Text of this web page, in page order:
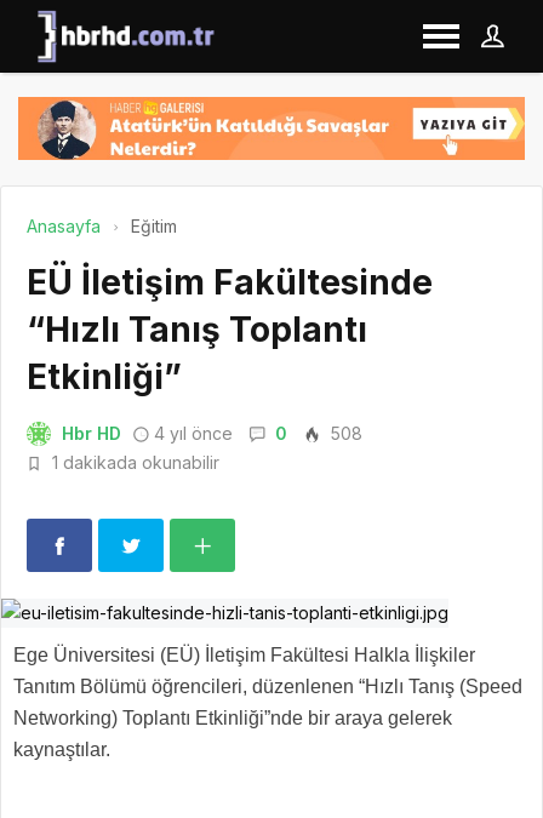
Anasayfa Eğitim
EÜ İletişim Fakültesinde
“Hızlı Tanış Toplantı
Etkinliği”
Hbr HD 4 yıl önce 0
508
1 dakikada okunabilir
Ege Üniversitesi (EÜ) İletişim Fakültesi Halkla İlişkiler
Tanıtım Bölümü öğrencileri, düzenlenen “Hızlı Tanış (Speed
Networking) Toplantı Etkinliği”nde bir araya gelerek
kaynaştılar.